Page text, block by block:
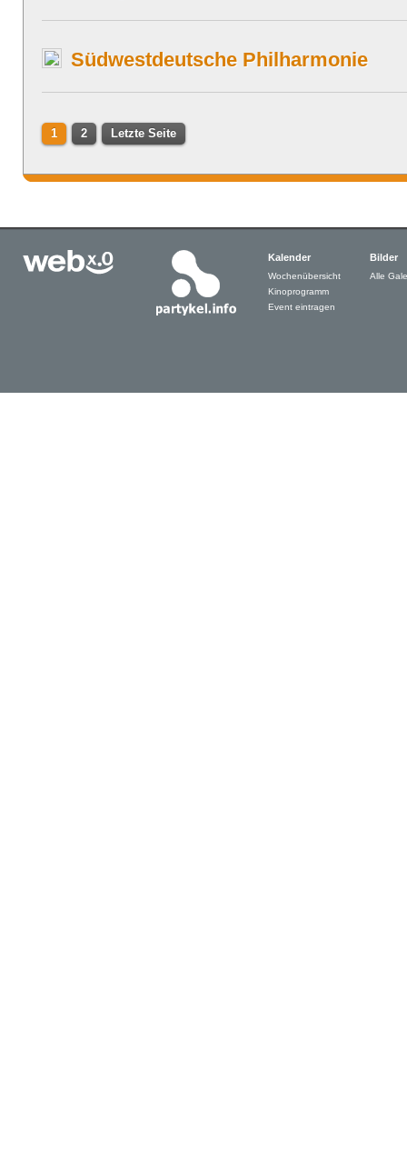
Südwestdeutsche Philharmonie
1 2 Letzte Seite
Kalender
Wochenübersicht
Kinoprogramm
Event eintragen
Bilder
Alle